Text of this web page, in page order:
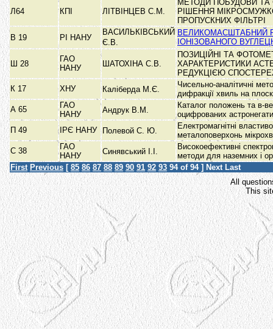
Л64 КПІ ЛІТВІНЦЕВ С.М.
МЕТОДИ ПОБУДОВИ ТА
РІШЕННЯ
ПРОПУСКНИХ ФІЛЬТРІ
В 19
РІ НАНУ
ВАСИЛЬКІВСЬКИЙ
Є.В.
ВЕЛИКОМАСШТАБНИЙ
ІОНІЗОВАНОГО
Ш 28
ГАО
НАНУ
ШАТОХІНА С.В.
ПОЗИЦІЙНІ ТА
ХАРАКТЕРИСТИКИ
РЕДУКЦІЄЮ
К 17
ХНУ Каліберда М.Є.
Чисельно-аналітичні
дифракції хвиль на
А 65
ГАО
НАНУ
Андрук В.М.
Каталог положень та в-
оцифрованих
П 49
ІРЄ НАНУ Полевой С. Ю.
Електромагнітні
металоповерхонь
С 38
ГАО
НАНУ
Синявський І.І.
Високоефективні
методи для наземних і
First Previous [ 85 86 87 88 89 90 91 92 93 94of 94 ] Next Last
All
This